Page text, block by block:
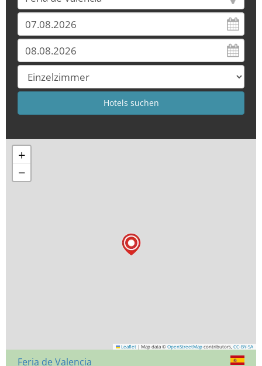
+
−
Leaflet | Map data © OpenStreetMap contributors, CC-BY-SA
Feria de Valencia